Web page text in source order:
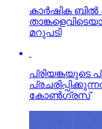
കാര്‍ഷിക
മറുപടി
പ്രിയങ്കയുടെ
കോണ്‍ഗ്രസ്